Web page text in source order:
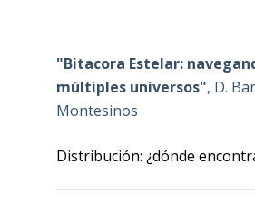
"Bitacora Estelar:
múltiples universos", D.
Montesinos
Distribución: ¿dónde